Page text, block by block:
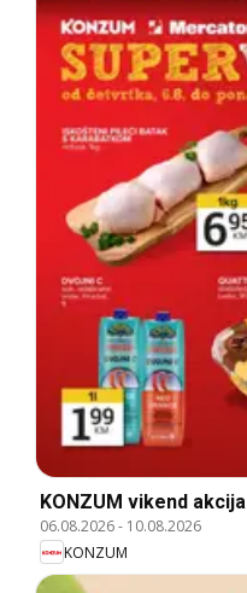
KONZUM vikend akcija
06.08.2026- 10.08.2026
KONZUM